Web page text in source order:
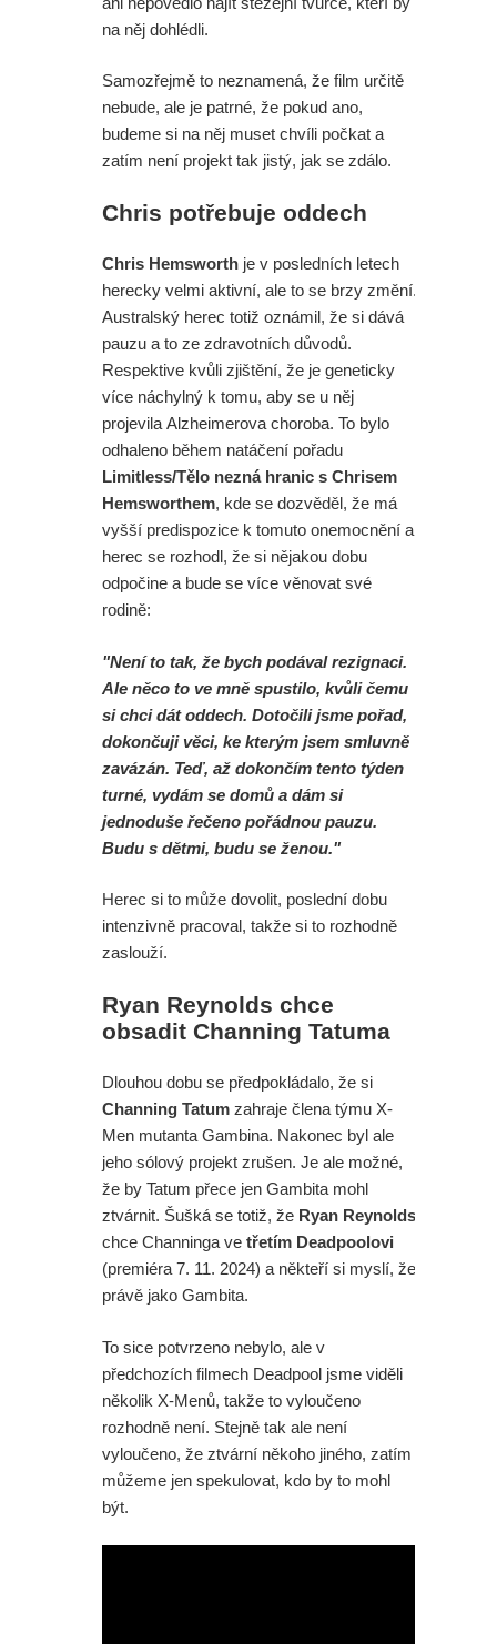
na něj dohlédli.
Samozřejmě to neznamená, že film určitě
nebude, ale je patrné, že pokud ano,
budeme si na něj muset chvíli počkat a
zatím není projekt tak jistý, jak se zdálo.
Chris potřebuje oddech
Chris Hemsworth je v posledních letech
herecky velmi aktivní, ale to se brzy změní.
Australský herec totiž oznámil, že si dává
pauzu a to ze zdravotních důvodů.
Respektive kvůli zjištění, že je geneticky
více náchylný k tomu, aby se u něj
projevila Alzheimerova choroba. To bylo
odhaleno během natáčení pořadu
Limitless/Tělo nezná hranic s Chrisem
Hemsworthem, kde se dozvěděl, že má
vyšší predispozice k tomuto onemocnění a
herec se rozhodl, že si nějakou dobu
odpočine a bude se více věnovat své
rodině:
"Není to tak, že bych podával rezignaci.
Ale něco to ve mně spustilo, kvůli čemu
si chci dát oddech. Dotočili jsme pořad,
dokončuji věci, ke kterým jsem smluvně
zavázán. Teď, až dokončím tento týden
turné, vydám se domů a dám si
jednoduše řečeno pořádnou pauzu.
Budu s dětmi, budu se ženou."
Herec si to může dovolit, poslední dobu
intenzivně pracoval, takže si to rozhodně
zaslouží.
Ryan Reynolds chce
obsadit Channing Tatuma
Dlouhou dobu se předpokládalo, že si
Channing Tatum zahraje člena týmu X-
Men mutanta Gambina. Nakonec byl ale
jeho sólový projekt zrušen. Je ale možné,
že by Tatum přece jen Gambita mohl
ztvárnit. Šušká se totiž, že Ryan Reynolds
chce Channinga ve třetím Deadpoolovi
(premiéra 7. 11. 2024) a někteří si myslí, že
právě jako Gambita.
To sice potvrzeno nebylo, ale v
předchozích filmech Deadpool jsme viděli
několik X-Menů, takže to vyloučeno
rozhodně není. Stejně tak ale není
vyloučeno, že ztvární někoho jiného, zatím
můžeme jen spekulovat, kdo by to mohl
být.